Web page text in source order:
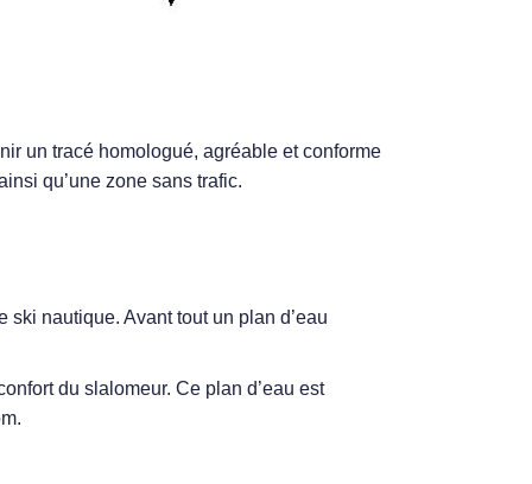
un tracé homologué, agréable et conforme
qu’une zone sans trafic.
nautique. Avant tout un plan d’eau
du slalomeur. Ce plan d’eau est